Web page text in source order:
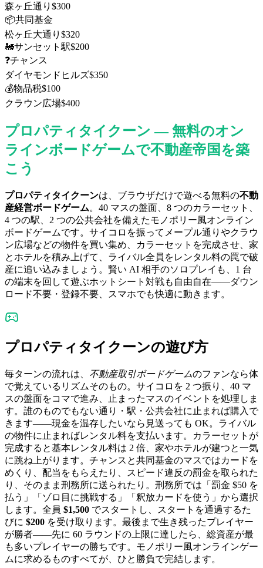
森ヶ丘通り $300
📦共同基金
松ヶ丘大通り $320
🚂サンセット駅$200
❓チャンス
ダイヤモンドヒルズ$350
💰物品税$100
クラウン広場$400
プロパティタイクーン — 無料のオン
ラインボードゲームで不動産帝国を築
こう
プロパティタイクーンは、ブラウザだけで遊べる無料の不動
産経営ボードゲーム。40 マスの盤面、8 つのカラーセット、
4 つの駅、2 つの公共会社を備えたモノポリー風オンライン
ボードゲームです。サイコロを振ってメープル通りやクラウ
ン広場などの物件を買い集め、カラーセットを完成させ、家
とホテルを積み上げて、ライバル全員をレンタル料の罠で破
産に追い込みましょう。賢い AI 相手のソロプレイも、1 台
の端末を回して遊ぶホットシート対戦も自由自在——ダウン
ロード不要・登録不要、スマホでも快適に動きます。
プロパティタイクーンの遊び方
毎ターンの流れは、 不動産取引ボードゲームのファンなら体
で覚えているリズムそのもの。サイコロを 2 つ振り、40 マ
スの盤面をコマで進み、止まったマスのイベントを処理しま
す。誰のものでもない通り・駅・公共会社に止まれば購入で
きます——現金を温存したいなら見送っても OK。ライバル
の物件に止まればレンタル料を支払います。カラーセットが
完成すると基本レンタル料は 2 倍、家やホテルが建つと一気
に跳ね上がります。チャンスと共同基金のマスではカードを
めくり、配当をもらえたり、スピード違反の罰金を取られた
り、そのまま刑務所に送られたり。刑務所では「罰金 $50 を
払う」「ゾロ目に挑戦する」「釈放カードを使う」から選択
します。全員 $1,500 でスタートし、スタートを通過するた
びに $200 を受け取ります。最後まで生き残ったプレイヤー
が勝者——先に 60 ラウンドの上限に達したら、総資産が最
も多いプレイヤーの勝ちです。モノポリー風オンラインゲー
ムに求めるものすべてが、ひと勝負で完結します。